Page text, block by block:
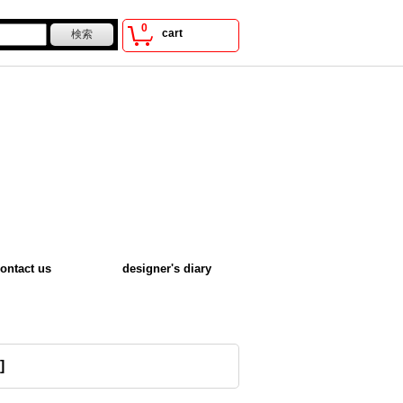
0 cart
us designer's diary
]